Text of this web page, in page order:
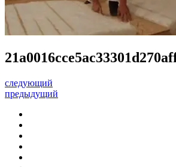
следующий
предыдущий